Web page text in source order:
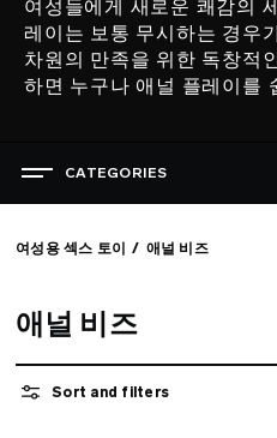
설
명
여성들에게 새로운 쾌감의
레이는 보통 무시하는 경우
차원의 만족을 위한 독창적
하면 누구나 애널 플레이를
CATEGORIES
베스트셀러 섹스 토이
애널 플러그
지스팟 바이브레이터
여성용 섹스 토이 애널 비즈
애널 비즈
Sort and filters